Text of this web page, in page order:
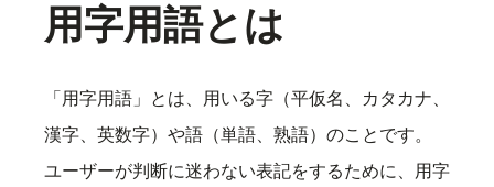
用字用語とは
「用字用語」とは、用いる字（平仮名、カタカナ、
漢字、英数字）や語（単語、熟語）のことです。
ユーザーが判断に迷わない表記をするために、用字